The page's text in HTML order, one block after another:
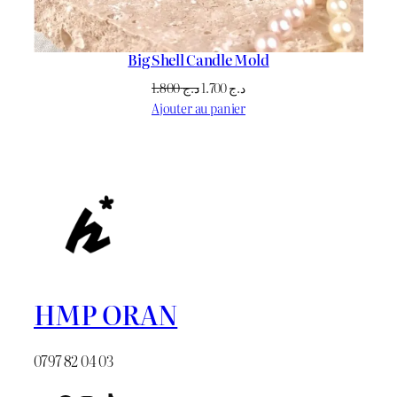
Big Shell Candle Mold
د.ج1.800
Le
prix
د.ج1.700
Le
prix
Ajouter au panier
HMP ORAN
0797 82 04 03